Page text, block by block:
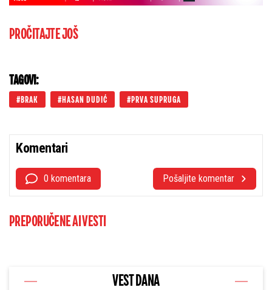
PROČITAJTE JOŠ
TAGOVI:
BRAK HASAN DUDIĆ PRVA SUPRUGA
Komentari
0 komentara Pošaljite komentar
PREPORUČENE AI VESTI
VEST DANA